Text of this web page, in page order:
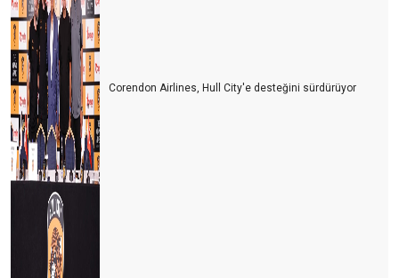
Corendon Airlines, Hull City'e desteğini sürdürüyor